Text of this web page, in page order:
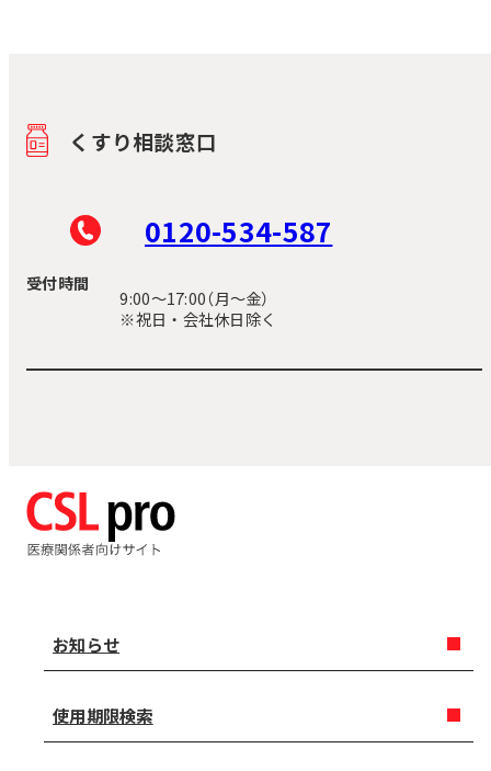
くすり相談窓口
0120-534-587
受付時間
9:00〜17:00（月～金）
※祝日・会社休日除く
お知らせ
使用期限検索